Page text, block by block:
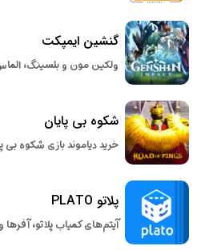
گنشین ایمپکت
ولکین مون و بلسینگ،
شکوه بی پایان
خرید دیاموند بازی شکوه بی
پلاتو PLATO
آیتم‌های کمیاب پلاتو، آفرها و pips